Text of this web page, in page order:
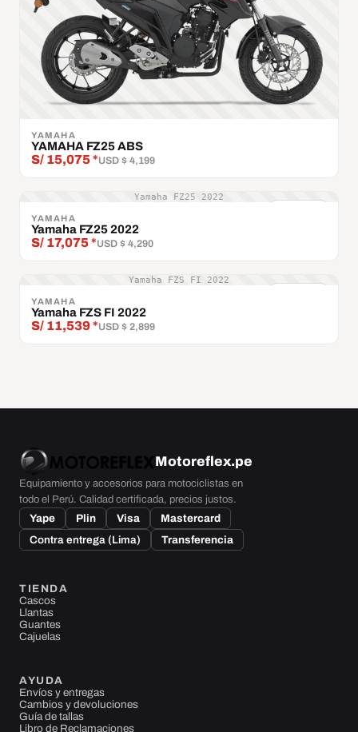
YAMAHA
YAMAHA FZ25 ABS
S/ 15,075 *USD $ 4,199
Yamaha FZ25 2022
YAMAHA
Yamaha FZ25 2022
S/ 17,075 *USD $ 4,290
Yamaha FZS FI 2022
YAMAHA
Yamaha FZS FI 2022
S/ 11,539 *USD $ 2,899
Motoreflex.pe
Equipamiento y accesorios para motociclistas en
todo el Perú. Calidad certificada, precios justos.
Yape Plin Visa
Mastercard
Contra entrega (Lima)
Transferencia
TIENDA
Cascos
Llantas
Guantes
Cajuelas
AYUDA
Envíos y entregas
Cambios y devoluciones
Guía de tallas
Libro de Reclamaciones